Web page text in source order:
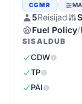
CGMR
5Reisijad
Fuel Policy/
SISALDUB
CDW
TP
PAI